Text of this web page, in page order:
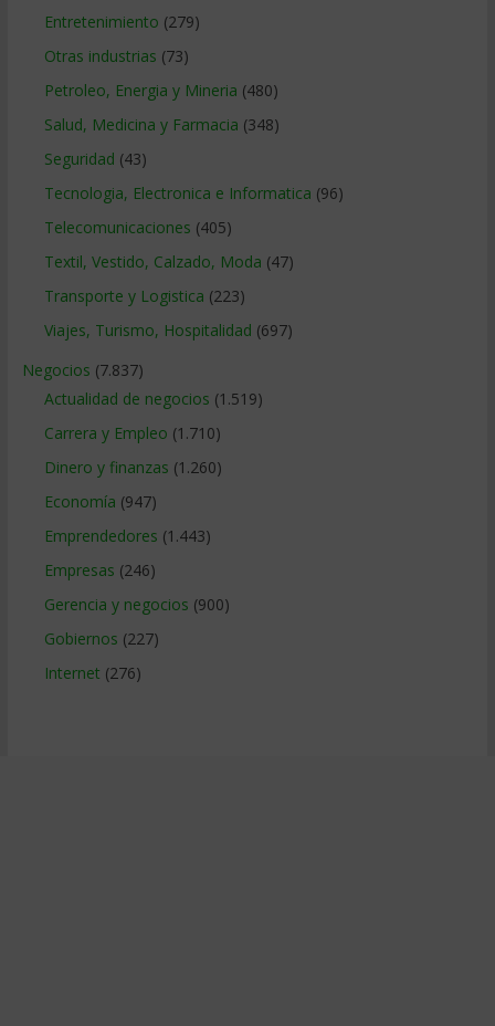
Entretenimiento (279)
Otras industrias (73)
Petroleo, Energia y Mineria (480)
Salud, Medicina y Farmacia (348)
Seguridad (43)
Tecnologia, Electronica e Informatica (96)
Telecomunicaciones (405)
Textil, Vestido, Calzado, Moda (47)
Transporte y Logistica (223)
Viajes, Turismo, Hospitalidad (697)
Negocios (7.837)
Actualidad de negocios (1.519)
Carrera y Empleo (1.710)
Dinero y finanzas (1.260)
Economía (947)
Emprendedores (1.443)
Empresas (246)
Gerencia y negocios (900)
Gobiernos (227)
Internet (276)